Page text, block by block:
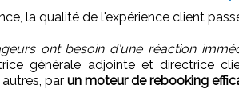
la qualité de l'expérience client
ont besoin d'une réaction
générale adjointe et directrice
par un moteur de rebooking